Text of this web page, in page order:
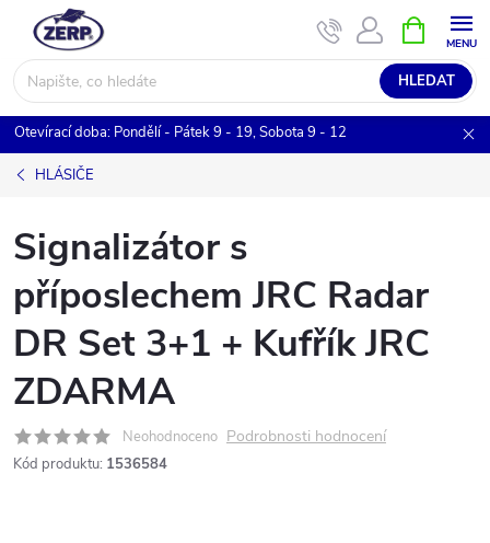
obsah
HLEDAT
NÁKUPNÍ
KOŠÍK
Otevírací doba: Pondělí - Pátek 9 - 19, Sobota 9 - 12
HLÁSIČE
Signalizátor s
příposlechem JRC Radar
DR Set 3+1 + Kufřík JRC
ZDARMA
Neohodnoceno Podrobnosti hodnocení
Kód produktu: 1536584